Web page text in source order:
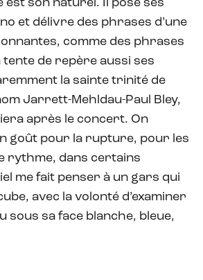
est son naturel. Il pose ses
et délivre des phrases d’une
comme des phrases
de repère aussi ses
la sainte trinité de
Jarrett-Mehldau-Paul Bley,
après le concert. On
goût pour la rupture, pour les
rythme, dans certains
me fait penser à un gars qui
avec la volonté d’examiner
sous sa face blanche, bleue,